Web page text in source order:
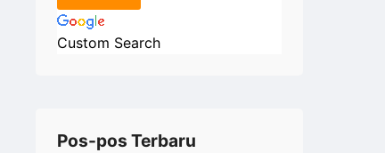
Custom Search
Pos-pos Terbaru